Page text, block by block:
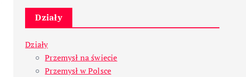
Działy
Działy
Przemysł na świecie
Przemysł w Polsce